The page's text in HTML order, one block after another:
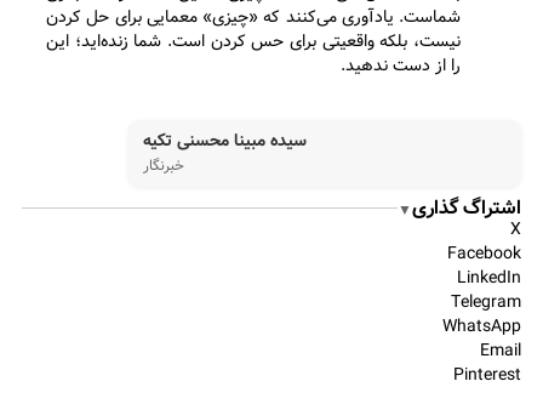
شماست. یادآوری می‌کنند که «چیزی» معمایی برای حل کردن
نیست، بلکه واقعیتی برای حس کردن است. شما زنده‌اید؛ این
را از دست ندهید.
سیده مبینا محسنی تکیه
خبرنگار
اشتراگ گذاری▼
X
Facebook
LinkedIn
Telegram
WhatsApp
Email
Pinterest